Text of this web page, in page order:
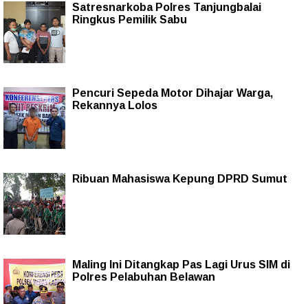
Satresnarkoba Polres Tanjungbalai
Ringkus Pemilik Sabu
Pencuri Sepeda Motor Dihajar Warga,
Rekannya Lolos
Ribuan Mahasiswa Kepung DPRD Sumut
Maling Ini Ditangkap Pas Lagi Urus SIM di
Polres Pelabuhan Belawan